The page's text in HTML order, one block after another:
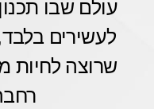
עולם שבו
לעשירים
שרוצה לחיות